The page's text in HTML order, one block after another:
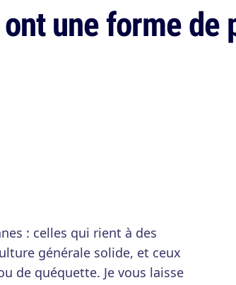
une forme de
: celles qui rient à des
générale solide, et ceux
de quéquette. Je vous laisse